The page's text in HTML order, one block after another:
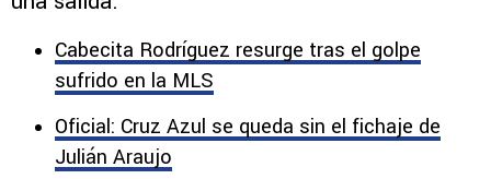
Cabecita Rodríguez resurge tras el golpe
sufrido en la MLS
Oficial: Cruz Azul se queda sin el fichaje de
Julián Araujo